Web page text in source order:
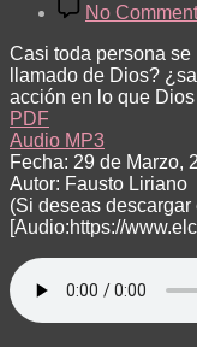
No
Casi toda persona
llamado de Dios?
acción en lo que
PDF
Audio MP3
Fecha: 29 de Marzo,
Autor: Fausto Liriano
(Si deseas
[Audio:https://